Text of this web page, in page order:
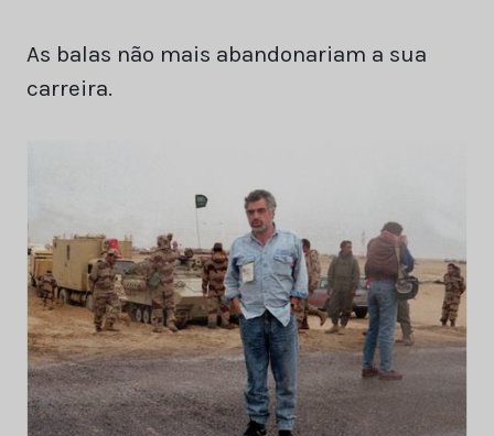
As balas não mais abandonariam a sua
carreira.